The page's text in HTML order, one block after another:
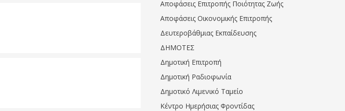
Αποφάσεις Επιτροπής Ποιότητας Ζωής
Αποφάσεις Οικονομικής Επιτροπής
Δευτεροβάθμιας Εκπαίδευσης
ΔΗΜΟΤΕΣ
Δημοτική Επιτροπή
Δημοτική Ραδιοφωνία
Δημοτικό Λιμενικό Ταμείο
Κέντρο Ημερήσιας Φροντίδας